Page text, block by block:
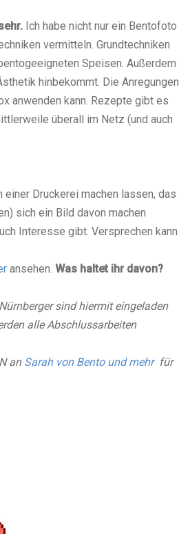
Ich habe nicht nur ein Bentofoto
vermitteln. Grundtechniken
Speisen. Außerdem
hinbekommt. Die Anregungen
anwenden kann. Rezepte gibt es
überall im Netz (und auch
Druckerei machen lassen, das
sich ein Bild davon machen
Interesse gibt. Versprechen kann
ansehen. Was haltet ihr davon?
sind hiermit eingeladen
alle Abschlussarbeiten
an Sarah von Bento und mehrfür